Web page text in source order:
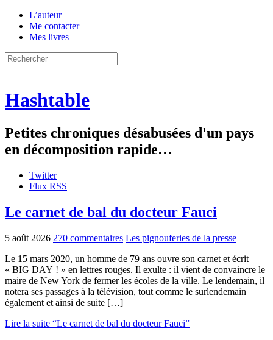
L’auteur
Me contacter
Mes livres
Hashtable
Petites chroniques désabusées d'un pays
en décomposition rapide…
Twitter
Flux RSS
Le carnet de bal du docteur Fauci
5 août 2026 270 commentaires Les pignouferies de la presse
Le 15 mars 2020, un homme de 79 ans ouvre son carnet et écrit
« BIG DAY ! » en lettres rouges. Il exulte : il vient de convaincre le
maire de New York de fermer les écoles de la ville. Le lendemain, il
notera ses passages à la télévision, tout comme le surlendemain
également et ainsi de suite […]
Lire la suite “Le carnet de bal du docteur Fauci”